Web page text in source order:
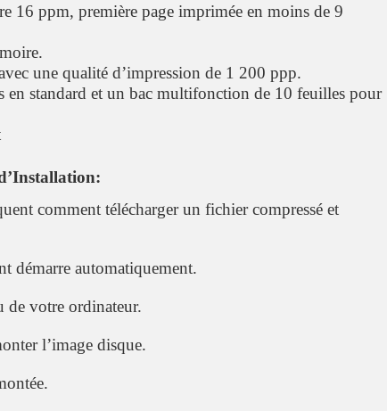
16 ppm, première page imprimée en moins de 9
une qualité d’impression de 1 200 ppp.
en standard et un bac multifonction de 10 feuilles pour
comment télécharger un fichier compressé et
démarre automatiquement.
de votre ordinateur.
l’image disque.